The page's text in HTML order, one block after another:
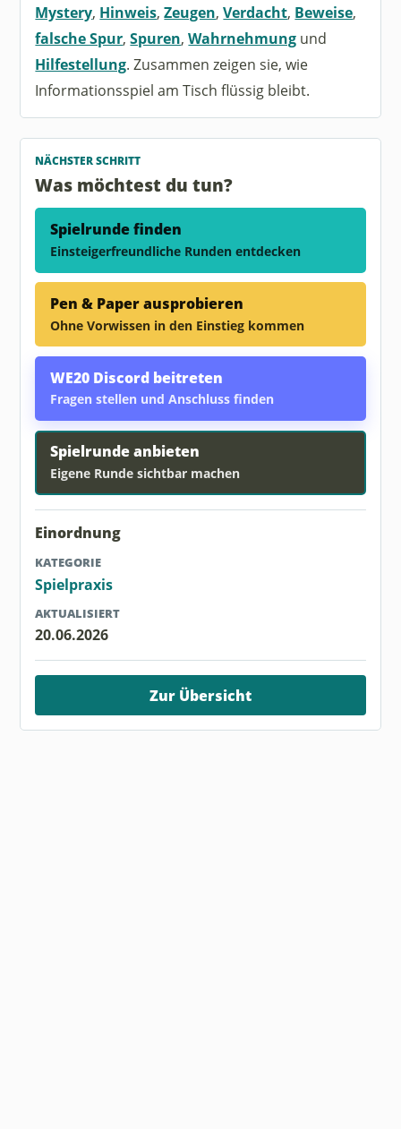
Mystery, Hinweis,Zeugen,Verdacht, Beweise,
falsche Spur,Spuren,Wahrnehmung und
Hilfestellung. Zusammen zeigen sie, wie
Informationsspiel am Tisch flüssig bleibt.
NÄCHSTER SCHRITT
Was möchtest du tun?
Spielrunde finden
Einsteigerfreundliche Runden entdecken
Pen & Paper ausprobieren
Ohne Vorwissen in den Einstieg kommen
WE20 Discord beitreten
Fragen stellen und Anschluss finden
Spielrunde anbieten
Eigene Runde sichtbar machen
Einordnung
KATEGORIE
Spielpraxis
AKTUALISIERT
20.06.2026
Zur Übersicht